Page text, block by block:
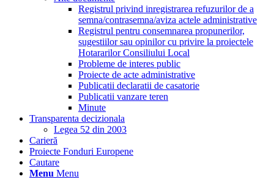
Registrul privind inregistrarea refuzurilor de a
semna/contrasemna/aviza actele administrative
Registrul pentru consemnarea propunerilor,
sugestiilor sau opinilor cu privire la proiectele
Hotararilor Consiliului Local
Probleme de interes public
Proiecte de acte administrative
Publicatii declaratii de casatorie
Publicatii vanzare teren
Minute
Transparenta decizionala
Legea 52 din 2003
Carieră
Proiecte Fonduri Europene
Cautare
Menu Menu